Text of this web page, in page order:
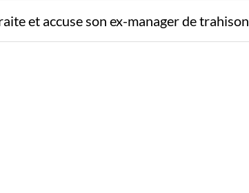
et accuse son ex-manager de trahison